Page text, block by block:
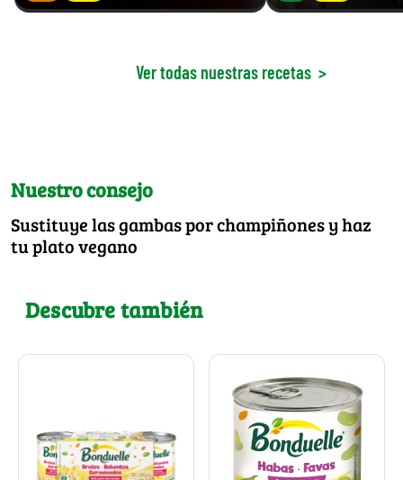
Ver todas nuestras recetas >
Nuestro consejo
Sustituye las gambas por champiñones y haz
tu plato vegano
Descubre también